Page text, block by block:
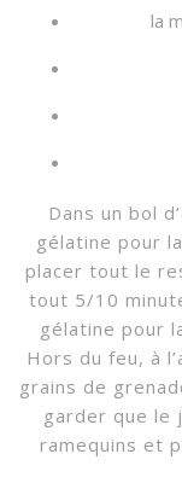
la
Dans un bol
gélatine pour
placer tout le
tout 5/10
gélatine pour
Hors du feu, à
grains de
garder que le
ramequins et